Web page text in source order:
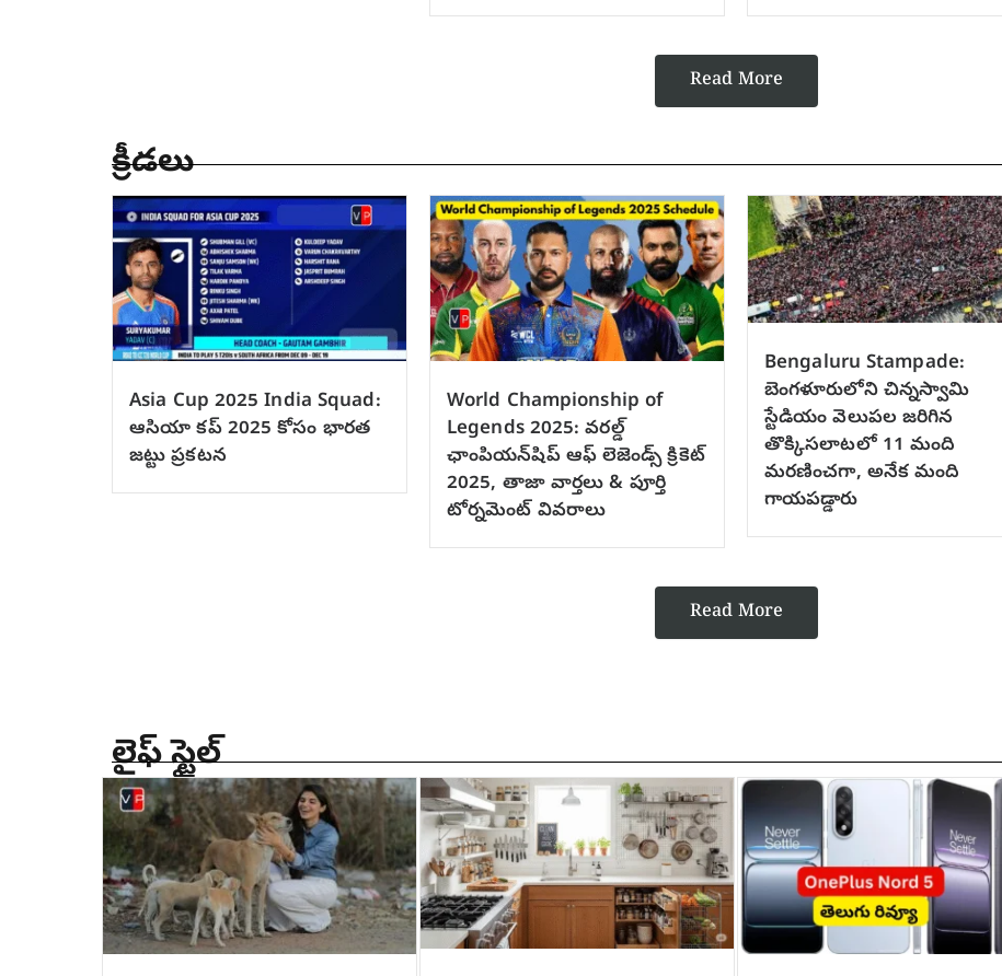
Read More
క్రీడలు
Asia Cup 2025 India Squad:
ఆసియా కప్ 2025 కోసం భారత
జట్టు ప్రకటన
World Championship of
Legends 2025: వరల్డ్
ఛాంపియన్‌షిప్ ఆఫ్ లెజెండ్స్ క్రికెట్
2025, తాజా వార్తలు & పూర్తి
టోర్నమెంట్ వివరాలు
Bengaluru Stampade:
బెంగళూరులోని చిన్నస్వామి
స్టేడియం వెలుపల జరిగిన
తొక్కిసలాటలో 11 మంది
మరణించగా, అనేక మంది
గాయపడ్డారు
Read More
లైఫ్ స్టైల్